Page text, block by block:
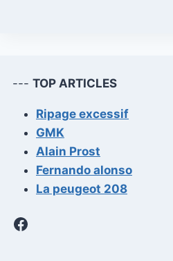
--- TOP ARTICLES
Ripage excessif
GMK
Alain Prost
Fernando alonso
La peugeot 208
Facebook